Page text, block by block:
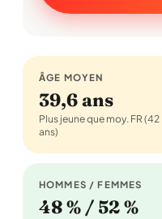
ÂGE MOYEN
39,6 ans
Plus jeune que moy. FR (42
ans)
HOMMES / FEMMES
48 % / 52 %